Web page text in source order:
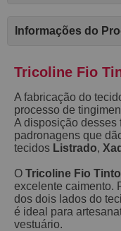
Informações do
Tricoline Fio
A fabricação do
processo de
A disposição desses
padronagens que
tecidos Listrado,
O Tricoline Fio
excelente caimento.
dos dois lados do
é ideal para
vestuário.